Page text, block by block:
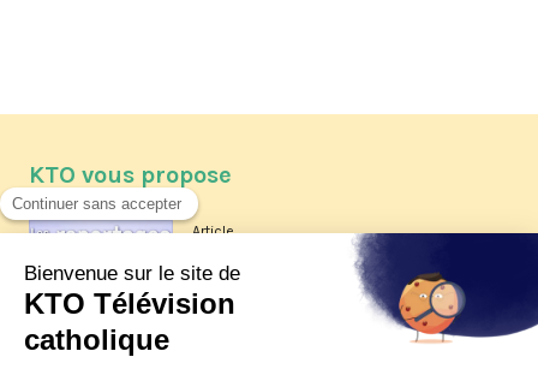
KTO vous propose
Article
Les reportages d'été 2026 de KTO